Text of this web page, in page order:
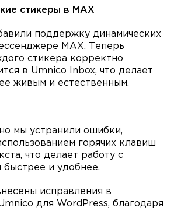
стикеры в MAX
поддержку динамических
MAX. Теперь
стикера корректно
в Umnico Inbox, что делает
живым и естественным.
мы устранили ошибки,
горячих клавиш
что делает работу с
и удобнее.
исправления в
для WordPress, благодаря